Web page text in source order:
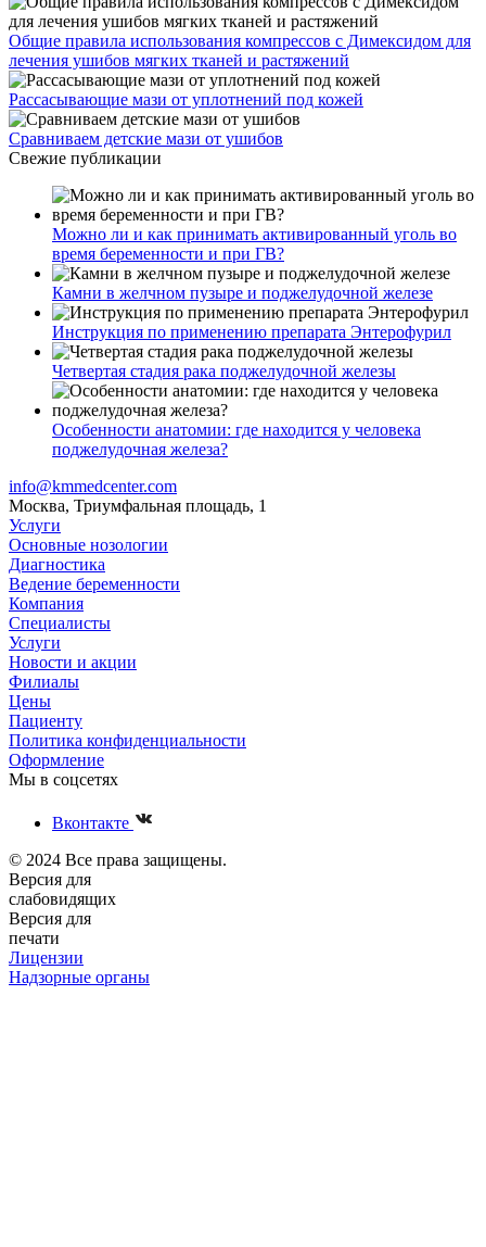
Общие правила использования компрессов с Димексидом для
лечения ушибов мягких тканей и растяжений
Рассасывающие мази от уплотнений под кожей
Сравниваем детские мази от ушибов
Свежие публикации
Можно ли и как принимать активированный уголь во
время беременности и при ГВ?
Камни в желчном пузыре и поджелудочной железе
Инструкция по применению препарата Энтерофурил
Четвертая стадия рака поджелудочной железы
Особенности анатомии: где находится у человека
поджелудочная железа?
info@kmmedcenter.com
Москва, Триумфальная площадь, 1
Услуги
Основные нозологии
Диагностика
Ведение беременности
Компания
Специалисты
Услуги
Новости и акции
Филиалы
Цены
Пациенту
Политика конфиденциальности
Оформление
Мы в соцсетях
Вконтакте
© 2024 Все права защищены.
Версия для
слабовидящих
Версия для
печати
Лицензии
Надзорные органы